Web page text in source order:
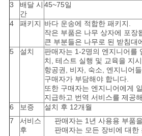
3
배달 시
간
45~75일
4 패키지 바다 운송에 적합한 패키지.
작은 부품은 나무 상자에 포장
큰 부분들은 나무로 된 받침대
5
설치
판매자는 1-2명의 엔지니어를
치, 테스트 실행 및 교육을 지
항공권, 비자, 숙소, 엔지니어
구매자가 부담해야 합니다.
또한 구매자는 엔지니어에게
지급하고 번역 서비스를 제공
6
보증
설치 후 12개월
7
서비스
후
판매자는 1년 사용용 부품
판매자는 모든 장비에 대